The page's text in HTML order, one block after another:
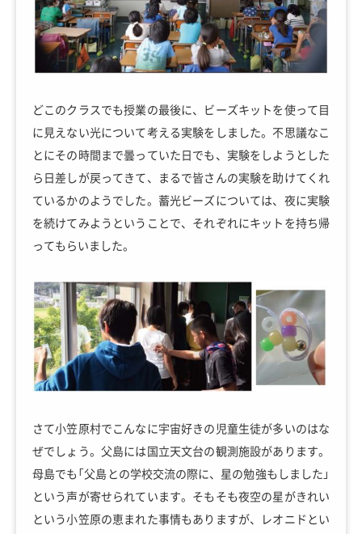
どこのクラスでも授業の最後に、ビーズキットを使って目
に見えない光について考える実験をしました。不思議なこ
とにその時間まで曇っていた日でも、実験をしようとした
ら日差しが戻ってきて、まるで皆さんの実験を助けてくれ
ているかのようでした。蓄光ビーズについては、夜に実験
を続けてみようということで、それぞれにキットを持ち帰
ってもらいました。
さて小笠原村でこんなに宇宙好きの児童生徒が多いのはな
ぜでしょう。父島には国立天文台の観測施設があります。
母島でも「父島との学校交流の際に、星の勉強もしました」
という声が寄せられています。そもそも夜空の星がきれい
という小笠原の恵まれた事情もありますが、レオニドとい